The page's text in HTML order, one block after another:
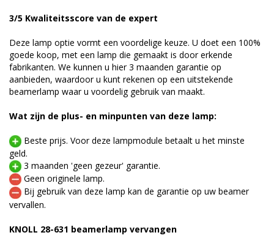
3/5 Kwaliteitsscore van de expert
Deze lamp optie vormt een voordelige keuze. U doet een 100%
goede koop, met een lamp die gemaakt is door erkende
fabrikanten. We kunnen u hier 3 maanden garantie op
aanbieden, waardoor u kunt rekenen op een uitstekende
beamerlamp waar u voordelig gebruik van maakt.
Wat zijn de plus- en minpunten van deze lamp:
Beste prijs. Voor deze lampmodule betaalt u het minste
geld.
3 maanden 'geen gezeur' garantie.
Geen originele lamp.
Bij gebruik van deze lamp kan de garantie op uw beamer
vervallen.
KNOLL 28-631 beamerlamp vervangen